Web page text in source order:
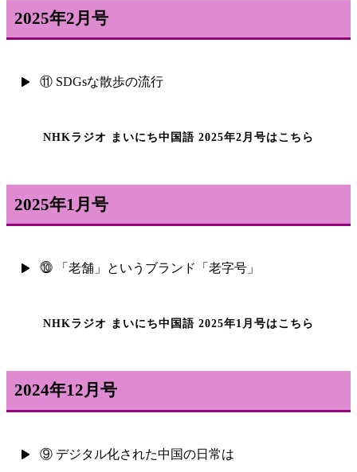
2025年2月号
⑪ SDGsな散歩の流行
NHKラジオ まいにち中国語 2025年2月号はこちら
2025年1月号
⓾ 「老舗」というブランド「老字号」
NHKラジオ まいにち中国語 2025年1月号はこちら
2024年12月号
⑨ デジタル化された中国の日常は